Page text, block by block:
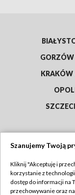
KRAKÓW
Abonament TVP
Szanujemy Twoją
Kliknij "Akceptuję i
korzystanie z
dostęp do informacji na
przechowywanie oraz